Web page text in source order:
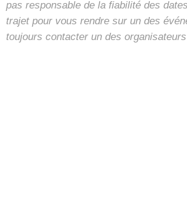
pas responsable de la fiabilité des
trajet pour vous rendre sur un des
toujours contacter un des